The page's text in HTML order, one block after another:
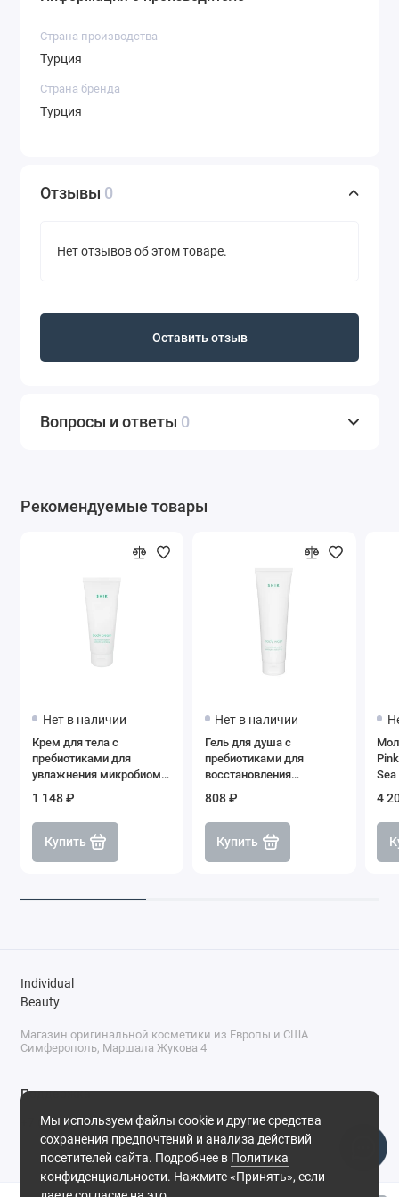
Страна производства
Турция
Страна бренда
Турция
Отзывы 0
Нет отзывов об этом товаре.
Оставить отзыв
Вопросы и ответы 0
Рекомендуемые товары
Нет в наличии
Крем для тела с
пребиотиками для
увлажнения микробиом
1 148 ₽
Купить
Нет в наличии
Гель для душа с
пребиотиками для
восстановления
808 ₽
Купить
4
Мы используем файлы cookie и другие средства
сохранения предпочтений и анализа действий
посетителей сайта. Подробнее в Политика
конфиденциальности. Нажмите «Принять», если
Individual
Beauty
Магазин оригинальной косметики из Европы и США
Симферополь, Маршала Жукова 4
Поддержка
+7 (978) 586-46-46
ПН-ПТ: 9:00 - 18:00
Суббота: 9:00 - 17:00
Воскресенье: выходной
Симферополь, ул. Маршала Жукова, 4